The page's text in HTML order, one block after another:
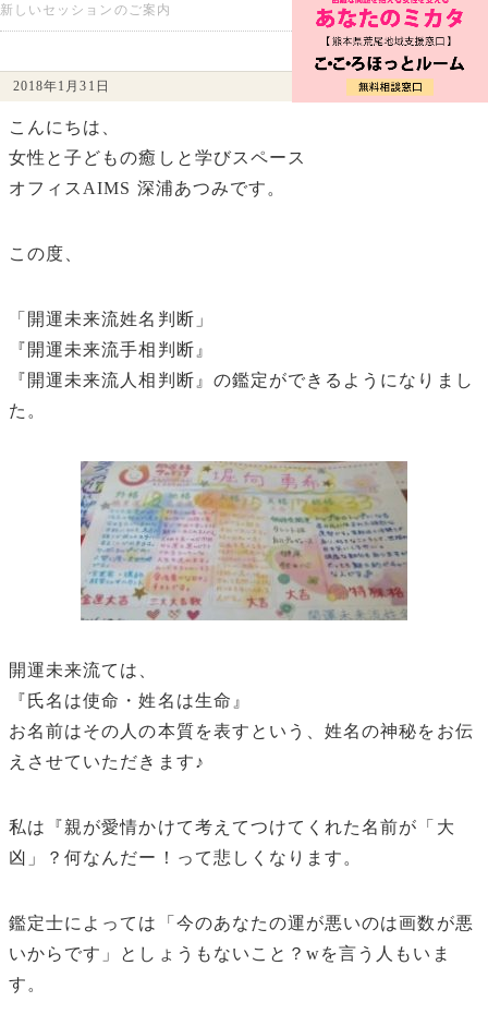
新しいセッションのご案内
2018年1月31日
こんにちは、
女性と子どもの癒しと学びスペース
オフィスAIMS 深浦あつみです。
この度、
「開運未来流姓名判断」
『開運未来流手相判断』
『開運未来流人相判断』の鑑定ができるようになりまし
た。
開運未来流ては、
『氏名は使命・姓名は生命』
お名前はその人の本質を表すという、姓名の神秘をお伝
えさせていただきます♪
私は『親が愛情かけて考えてつけてくれた名前が「大
凶」？何なんだー！って悲しくなります。
鑑定士によっては「今のあなたの運が悪いのは画数が悪
いからです」としょうもないこと？wを言う人もいま
す。